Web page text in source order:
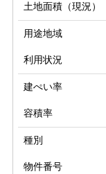
土地面積（現況）
用途地域
利用状況
建ぺい率
容積率
種別
物件番号